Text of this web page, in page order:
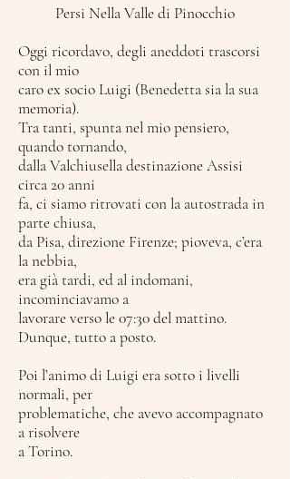
Persi Nella Valle di Pinocchio
Oggi ricordavo, degli aneddoti trascorsi
con il mio
caro ex socio Luigi (Benedetta sia la sua
memoria).
Tra tanti, spunta nel mio pensiero,
quando tornando,
dalla Valchiusella destinazione Assisi
circa 20 anni
fa, ci siamo ritrovati con la autostrada in
parte chiusa,
da Pisa, direzione Firenze; pioveva, c’era
la nebbia,
era già tardi, ed al indomani,
incominciavamo a
lavorare verso le 07:30 del mattino.
Dunque, tutto a posto.
Poi l’animo di Luigi era sotto i livelli
normali, per
problematiche, che avevo accompagnato
a risolvere
a Torino.